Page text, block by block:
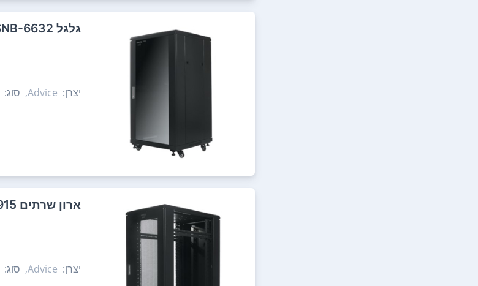
‏גלגל Advice ADG-SNB-6632
יצרן: Advice, סוג:
‏ארון שרתים Advice ADG-SNB-6915
יצרן: Advice, סוג: